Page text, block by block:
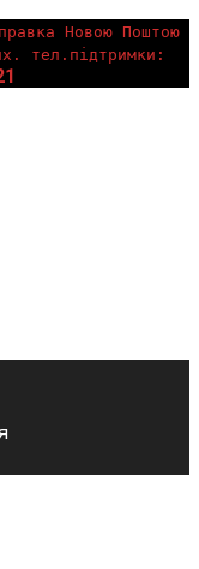
Новою Поштою
тел.підтримки: